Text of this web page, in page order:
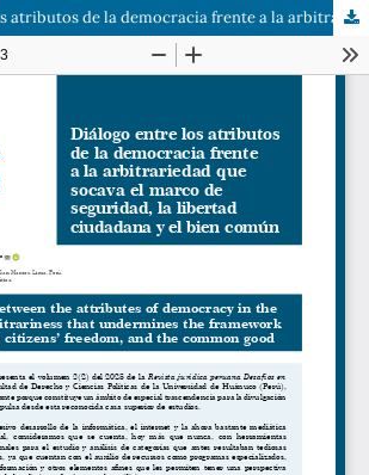
Diálogo entre los atributos de la democracia frente a la arbitrariedad que socava el marco de seguridad, la libertad ciudadana y el bien común